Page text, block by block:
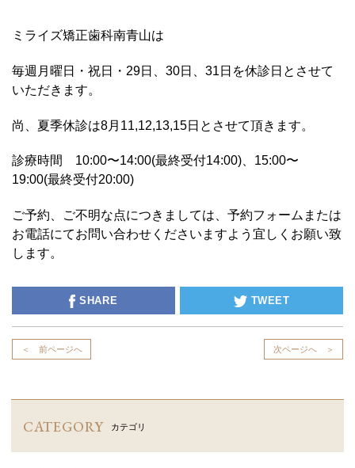
ミライズ矯正歯科南青山は
毎週月曜日・祝日・29日、30日、31日を休診日とさせて
いただきます。
尚、夏季休診は8月11,12,13,15日とさせて頂きます。
診療時間 10:00〜14:00(最終受付14:00)、15:00〜
19:00(最終受付20:00)
ご予約、ご不明な点につきましては、予約フォームまたは
お電話にてお問い合わせくださいますよう宜しくお願い致
します。
SHARE TWEET
＜ 前ページへ 次ページへ ＞
CATEGORY カテゴリ